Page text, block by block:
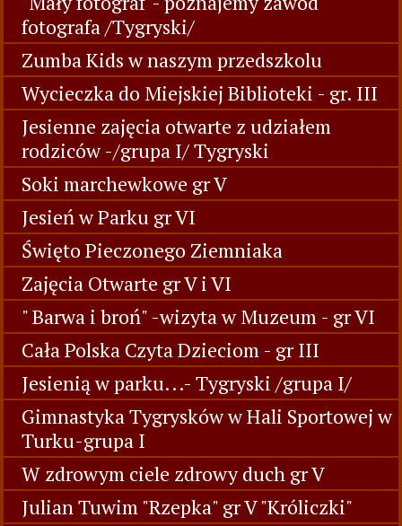
fotografa /Tygryski/
Zumba Kids w naszym przedszkolu
Wycieczka do Miejskiej Biblioteki - gr. III
Jesienne zajęcia otwarte z udziałem
rodziców -/grupa I/ Tygryski
Soki marchewkowe gr V
Jesień w Parku gr VI
Święto Pieczonego Ziemniaka
Zajęcia Otwarte gr V i VI
" Barwa i broń" -wizyta w Muzeum - gr VI
Cała Polska Czyta Dzieciom - gr III
Jesienią w parku...- Tygryski /grupa I/
Gimnastyka Tygrysków w Hali Sportowej w
Turku-grupa I
W zdrowym ciele zdrowy duch gr V
Julian Tuwim "Rzepka" gr V "Króliczki"